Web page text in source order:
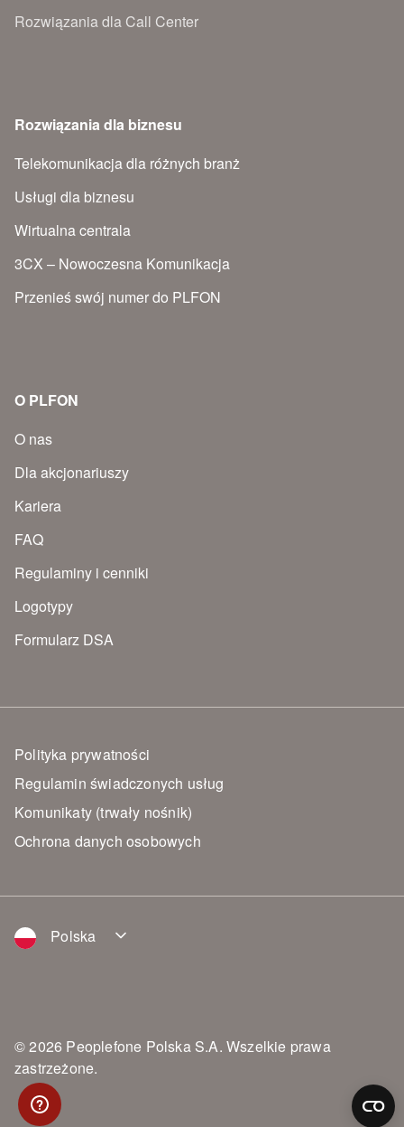
Rozwiązania dla Call Center
Rozwiązania dla biznesu
Telekomunikacja dla różnych branż
Usługi dla biznesu
Wirtualna centrala
3CX – Nowoczesna Komunikacja
Przenieś swój numer do PLFON
O PLFON
O nas
Dla akcjonariuszy
Kariera
FAQ
Regulaminy i cenniki
Logotypy
Formularz DSA
Polityka prywatności
Regulamin świadczonych usług
Komunikaty (trwały nośnik)
Ochrona danych osobowych
Polska
© 2026 Peoplefone Polska S.A. Wszelkie prawa
zastrzeżone.